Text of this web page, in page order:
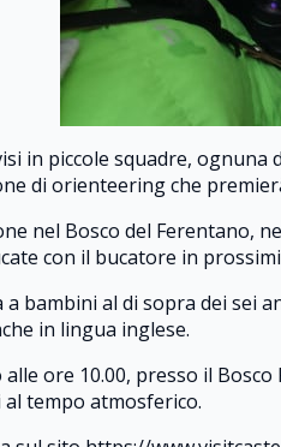
in piccole squadre,
di orienteering che
nel Bosco del Ferentano,
con il bucatore in
a bambini al di sopra dei sei
in lingua inglese.
ore 10.00, presso il
tempo atmosferico.